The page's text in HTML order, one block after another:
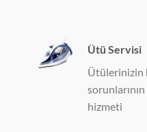
Ütü Servisi
Ütülerinizin
hizmeti